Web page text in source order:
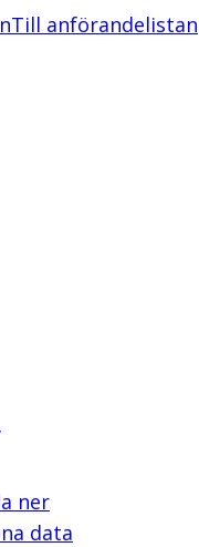
Till anförandelistan
ner
data